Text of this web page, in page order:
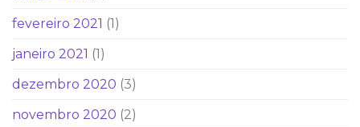
fevereiro 2021 (1)
janeiro 2021 (1)
dezembro 2020 (3)
novembro 2020 (2)